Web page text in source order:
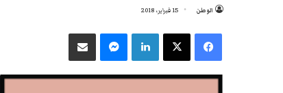
الوطن 15 فبراير، 2018
فيسبوك ‫X لينكدإن ماسنجر مشاركة عبر البريد